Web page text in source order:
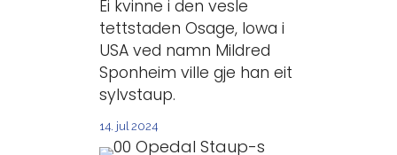
Ei kvinne i den vesle
tettstaden Osage, Iowa i
USA ved namn Mildred
Sponheim ville gje han eit
sylvstaup.
14. jul 2024